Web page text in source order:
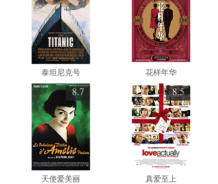
泰坦尼克号 花样年华
8.7
天使爱美丽
8.5
真爱至上